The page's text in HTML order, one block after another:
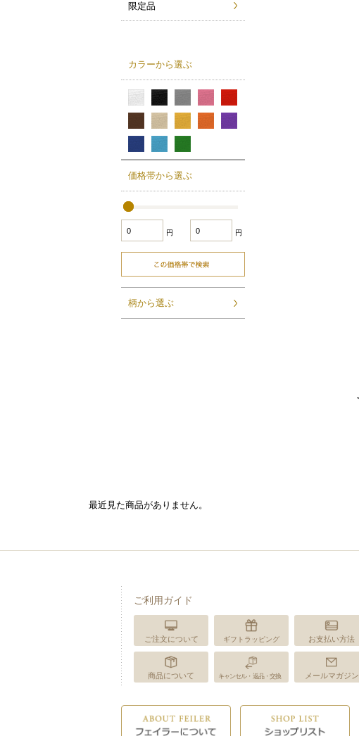
限定品
カラーから選ぶ
価格帯から選ぶ
円 円
柄から選ぶ
最近見た商品がありません。
ご利用ガイド
ご注文について ギフトラッピング お支払い方法
商品について キャンセル・返品・交換 メールマガジン